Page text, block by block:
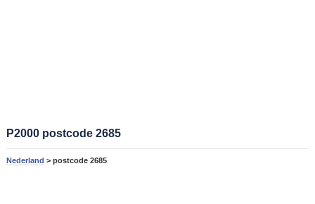
P2000 postcode 2685
Nederland > postcode 2685